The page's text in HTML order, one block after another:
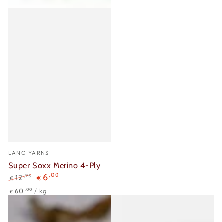
Verkäufer/in:
LANG YARNS
Super Soxx Merino 4-Ply
Regulärer
Preis
€ 12,95
Verkaufspreis
€ 6,00
Stückpreis
€ 60 ,00 / pro
kg